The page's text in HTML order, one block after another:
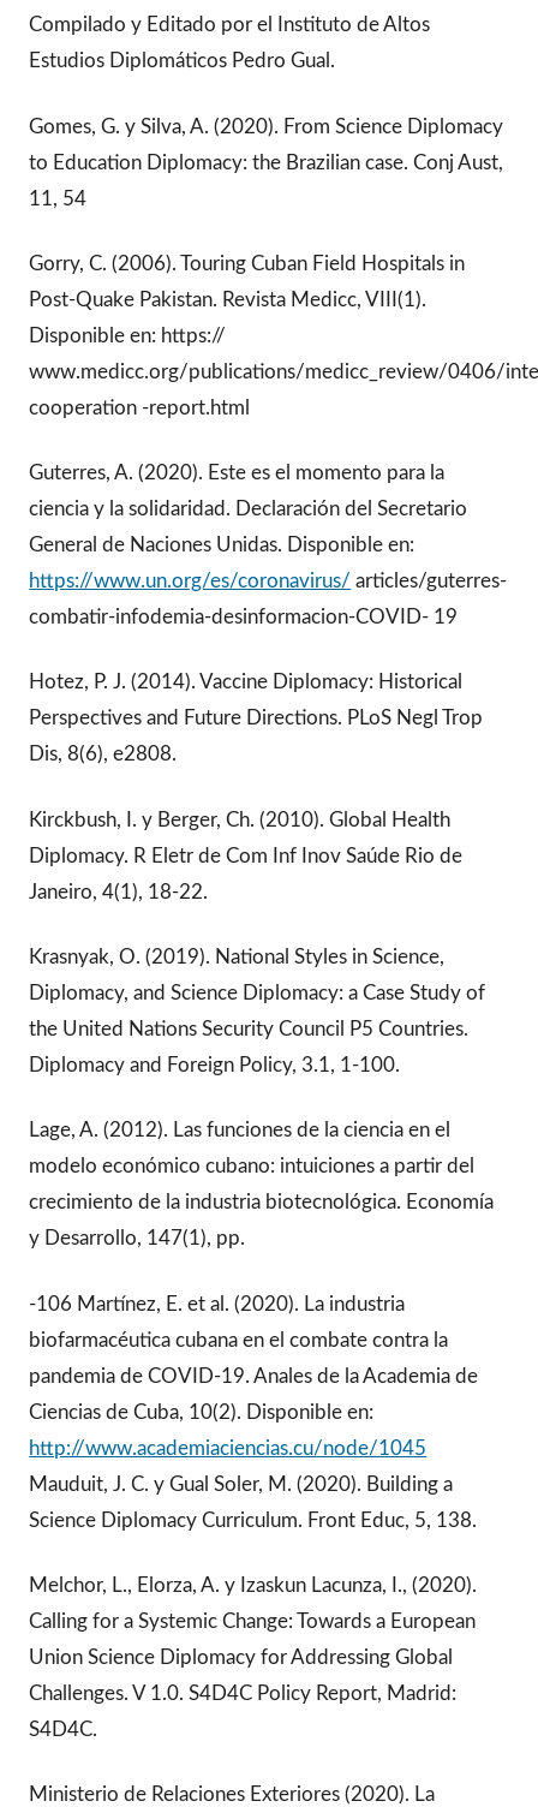
Compilado y Editado por el Instituto de Altos
Estudios Diplomáticos Pedro Gual.
Gomes, G. y Silva, A. (2020). From Science Diplomacy
to Education Diplomacy: the Brazilian case. Conj Aust,
11, 54
Gorry, C. (2006). Touring Cuban Field Hospitals in
Post-Quake Pakistan. Revista Medicc, VIII(1).
Disponible en: https://
www.medicc.org/publications/medicc_review/0406/
cooperation -report.html
Guterres, A. (2020). Este es el momento para la
ciencia y la solidaridad. Declaración del Secretario
General de Naciones Unidas. Disponible en:
https://www.un.org/es/coronavirus/ articles/guterres-
combatir-infodemia-desinformacion-COVID- 19
Hotez, P. J. (2014). Vaccine Diplomacy: Historical
Perspectives and Future Directions. PLoS Negl Trop
Dis, 8(6), e2808.
Kirckbush, I. y Berger, Ch. (2010). Global Health
Diplomacy. R Eletr de Com Inf Inov Saúde Rio de
Janeiro, 4(1), 18-22.
Krasnyak, O. (2019). National Styles in Science,
Diplomacy, and Science Diplomacy: a Case Study of
the United Nations Security Council P5 Countries.
Diplomacy and Foreign Policy, 3.1, 1-100.
Lage, A. (2012). Las funciones de la ciencia en el
modelo económico cubano: intuiciones a partir del
crecimiento de la industria biotecnológica. Economía
y Desarrollo, 147(1), pp.
-106 Martínez, E. et al. (2020). La industria
biofarmacéutica cubana en el combate contra la
pandemia de COVID-19. Anales de la Academia de
Ciencias de Cuba, 10(2). Disponible en:
http://www.academiaciencias.cu/node/1045
Mauduit, J. C. y Gual Soler, M. (2020). Building a
Science Diplomacy Curriculum. Front Educ, 5, 138.
Melchor, L., Elorza, A. y Izaskun Lacunza, I., (2020).
Calling for a Systemic Change: Towards a European
Union Science Diplomacy for Addressing Global
Challenges. V 1.0. S4D4C Policy Report, Madrid:
S4D4C.
Ministerio de Relaciones Exteriores (2020). La